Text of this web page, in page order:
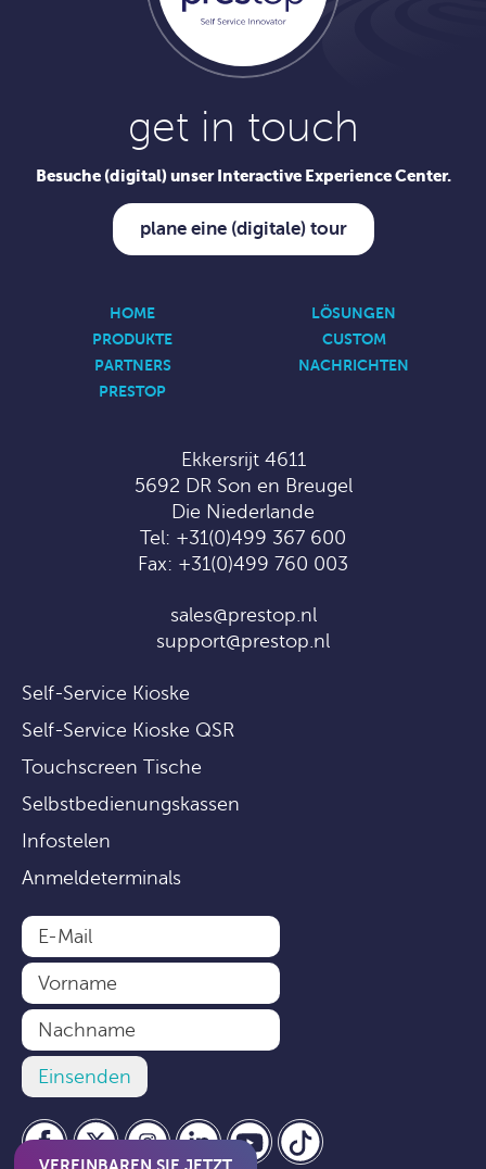
VEREINBAREN SIE JETZT
get in touch
Besuche (digital) unser Interactive Experience Center.
plane eine (digitale) tour
HOME
LÖSUNGEN
PRODUKTE
CUSTOM
PARTNERS
NACHRICHTEN
PRESTOP
Ekkersrijt 4611
5692 DR Son en Breugel
Die Niederlande
Tel: +31(0)499 367 600
Fax: +31(0)499 760 003
sales@prestop.nl
support@prestop.nl
Self-Service Kioske
Self-Service Kioske QSR
Touchscreen Tische
Selbstbedienungskassen
Infostelen
Anmeldeterminals